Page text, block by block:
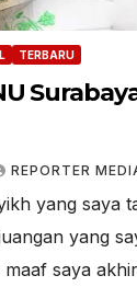
TERBARU
REPORTER
yang saya
yang
saya